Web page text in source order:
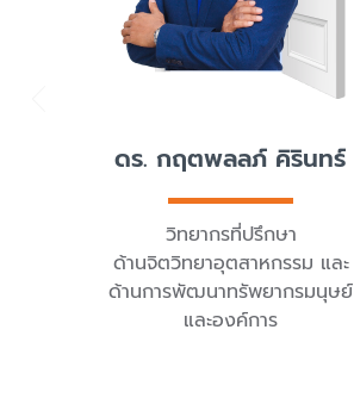
ดร. กฤตพลลภ์ คิรินทร์
วิทยากรที่ปรึกษา
ด้านจิตวิทยาอุตสาหกรรม และ
ด้านการพัฒนาทรัพยากรมนุษย์
และองค์การ